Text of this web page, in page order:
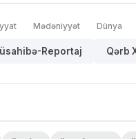
Mədəniyyət Dünya
Reportaj Qərb